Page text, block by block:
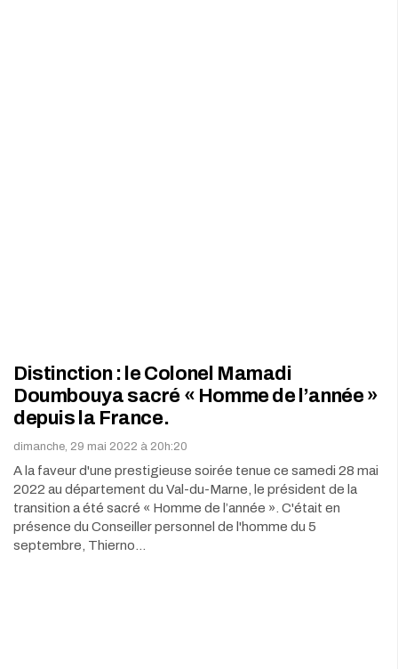
Distinction : le Colonel Mamadi
Doumbouya sacré « Homme de l’année »
depuis la France.
dimanche, 29 mai 2022 à 20h:20
A la faveur d'une prestigieuse soirée tenue ce samedi 28 mai
2022 au département du Val-du-Marne, le président de la
transition a été sacré « Homme de l’année ». C'était en
présence du Conseiller personnel de l'homme du 5
septembre, Thierno…